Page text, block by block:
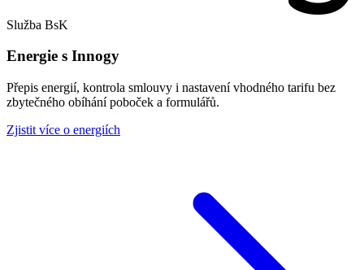
Služba BsK
Energie s Innogy
Přepis energií, kontrola smlouvy i nastavení vhodného tarifu bez
zbytečného obíhání poboček a formulářů.
Zjistit více o energiích